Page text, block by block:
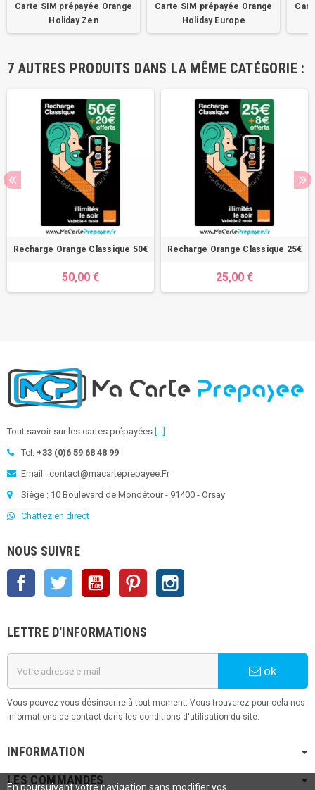
Carte SIM prépayée Orange
Holiday Zen
Carte SIM prépayée Orange
Holiday Europe
7 AUTRES PRODUITS DANS LA MÊME CATÉGORIE :
Recharge Orange Classique 50€
50,00 €
Recharge Orange Classique 25€
25,00 €
Tout savoir sur les cartes prépayées [...]
Tel: +33 (0)6 59 68 48 99
Email : contact@macarteprepayee.Fr
Siège : 10 Boulevard de Mondétour - 91400 - Orsay
Chattez en direct
NOUS SUIVRE
Facebook Twitter YouTube Pinterest
LETTRE D'INFORMATIONS
ok
Vous pouvez vous désinscrire à tout moment. Vous trouverez pour cela nos
informations de contact dans les conditions d'utilisation du site.
INFORMATION
LES COMMANDES
En poursuivant votre navigation sans modifier vos